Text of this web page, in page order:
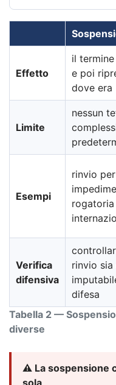
Tabella 2 —
diverse
Effetto
il
e poi
dove era
Limite
nessun
Esempi
rinvio per
rogatoria
Verifica
difensiva
rinvio
difesa
⚠️ La sospensione
sola